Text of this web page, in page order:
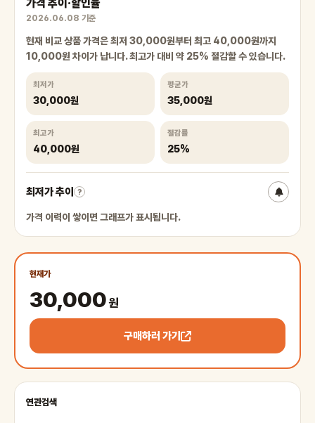
가격 추이·할인율
2026.06.08 기준
현재 비교 상품 가격은 최저 30,000원부터 최고 40,000원까지
10,000원 차이가 납니다. 최고가 대비 약 25% 절감할 수 있습니다.
최저가
30,000원
평균가
35,000원
최고가
40,000원
절감률
25%
최저가 추이 ?
가격 이력이 쌓이면 그래프가 표시됩니다.
현재가
30,000원
구매하러 가기
연관검색